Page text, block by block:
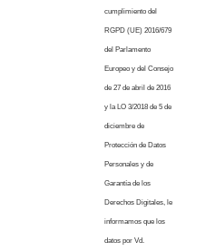
cumplimiento del
RGPD (UE) 2016/679
del Parlamento
Europeo y del Consejo
de 27 de abril de 2016
y la LO 3/2018 de 5 de
diciembre de
Protección de Datos
Personales y de
Garantía de los
Derechos Digitales, le
informamos que los
datos por Vd.